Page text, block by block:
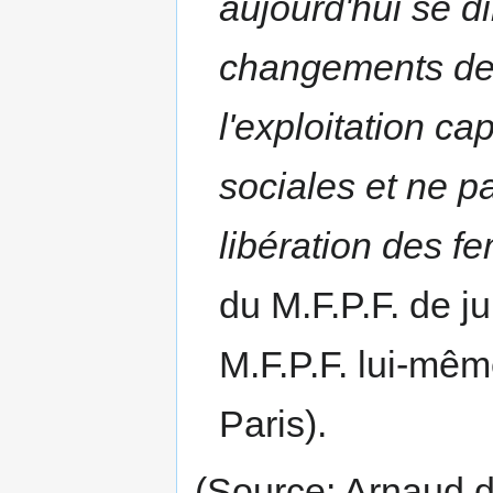
changements
l'exploitation
sociales et ne
libération des
du M.F.P.F. de
M.F.P.F. lui-
Paris).